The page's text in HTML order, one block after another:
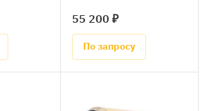
55 200 ₽
По запросу